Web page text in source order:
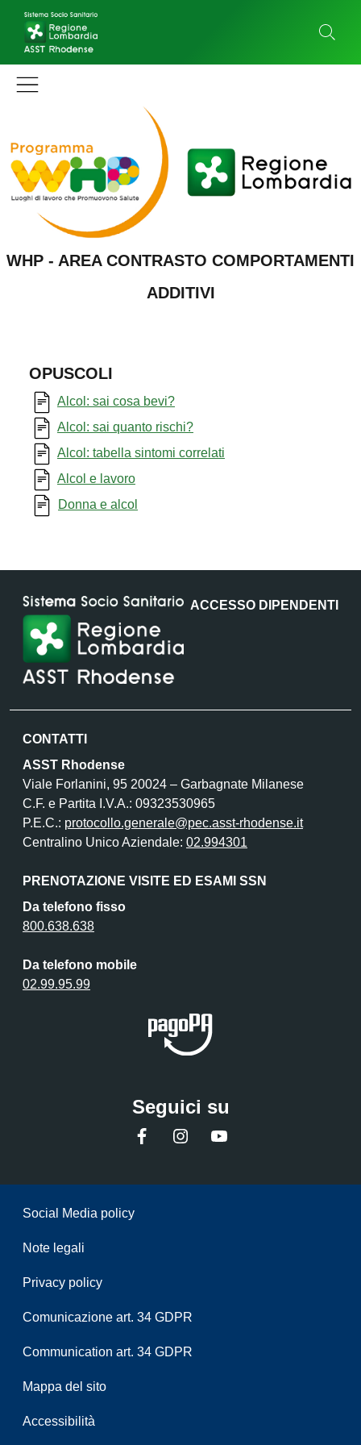
WHP - AREA CONTRASTO COMPORTAMENTI
ADDITIVI
OPUSCOLI
Alcol: sai cosa bevi?
Alcol: sai quanto rischi?
Alcol: tabella sintomi correlati
Alcol e lavoro
Donna e alcol
ACCESSO DIPENDENTI
CONTATTI
ASST Rhodense
Viale Forlanini, 95 20024 – Garbagnate Milanese
C.F. e Partita I.V.A.: 09323530965
P.E.C.: protocollo.generale@pec.asst-rhodense.it
Centralino Unico Aziendale: 02.994301
PRENOTAZIONE VISITE ED ESAMI SSN
Da telefono fisso
800.638.638
Da telefono mobile
02.99.95.99
Seguici su
FacebookInstagram
Social Media policy
Note legali
Privacy policy
Comunicazione art. 34 GDPR
Communication art. 34 GDPR
Mappa del sito
Accessibilità